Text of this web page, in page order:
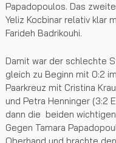
Papadopoulos. Das
Yeliz Kocbinar relativ klar
Farideh Badrikouhi.
Damit war der schlechte
gleich zu Beginn mit 0:2
Paarkreuz mit Cristina
und Petra Henninger (3:2
dann die beiden
Gegen Tamara